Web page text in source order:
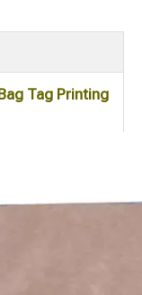
Tag Printing